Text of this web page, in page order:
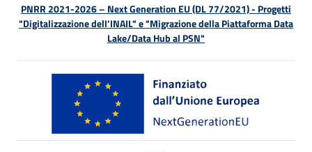
PNRR 2021-2026 – Next Generation EU (DL 77/2021) - Progetti
"Digitalizzazione dell’INAIL" e "Migrazione della Piattaforma Data
Lake/Data Hub al PSN"